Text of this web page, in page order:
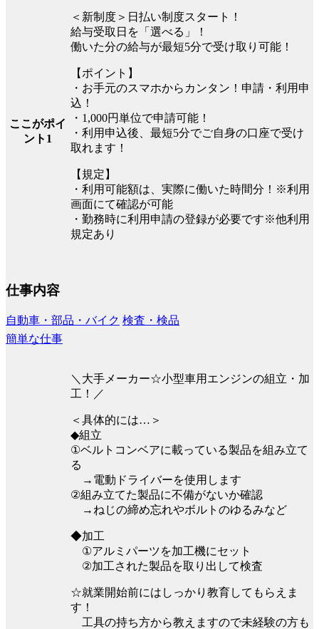
ここがポイ
ント1
＜新制度＞日払い制度スタート！
給与受取日を「選べる」！
働いた分の給与が最短5分で受け取り可能！
【ポイント】
・お手元のスマホからカンタン！申請・利用申
込！
・1,000円単位で申請可能！
・利用申込後、最短5分でご自身の口座で受け
取れます！
【規定】
・利用可能額は、実際に働いた時間分！※利用
画面にて確認が可能
・勤務時に利用申請の登録が必要です※他利用
規定あり
仕事内容
自動車・部品・バイク 検査・検品
簡単な仕事
＼大手メーカー☆小型車用エンジンの組立・加
工！／
＜具体的には…＞
◆組立
①ベルトコンベアに載っている製品を組み立て
る
→電動ドライバーを使用します
②組み立てた製品に不備がないか確認
→ねじの締め忘れやボルトのゆるみなど
◆加工
①アルミパーツを加工機にセット
②加工された製品を取り出して検査
☆就業開始前にはしっかり教育してもらえま
す！
工具の持ち方から教えますので未経験の方も